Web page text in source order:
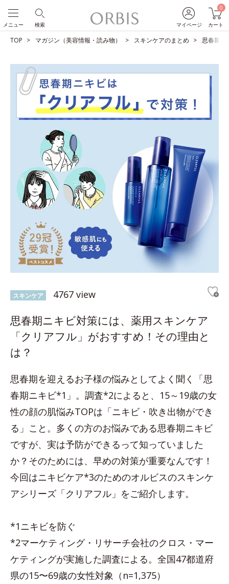
マイページ
0
カート
検索
メニュー
TOP マガジン（美容情報・読み物） スキンケアのまとめ 思春期ニ
スキンケア 4767 view
思春期ニキビ対策には、薬用スキンケア
「クリアフル」がおすすめ！その理由と
は？
思春期を迎えるお子様の悩みとしてよく聞く「思
春期ニキビ*1」。調査*2によると、15～19歳の女
性の顔の肌悩みTOPは「ニキビ・吹き出物ができ
る」こと。多くの方のお悩みである思春期ニキビ
ですが、実は予防ができるって知っていました
か？そのためには、早めの対策が重要なんです！
今回はニキビケア*3のためのオルビスのスキンケ
アシリーズ「クリアフル」をご紹介します。
*1ニキビを防ぐ
*2マーケティング・リサーチ会社のクロス・マー
ケティングが実施した調査による。全国47都道府
県の15〜69歳の女性対象（n=1,375）